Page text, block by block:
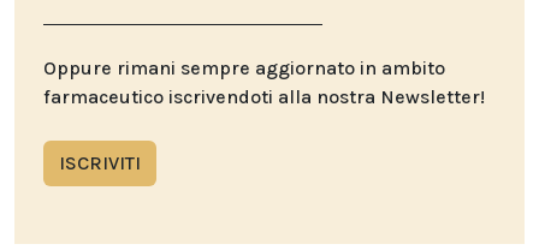
Oppure rimani sempre aggiornato in ambito
farmaceutico iscrivendoti alla nostra Newsletter!
ISCRIVITI